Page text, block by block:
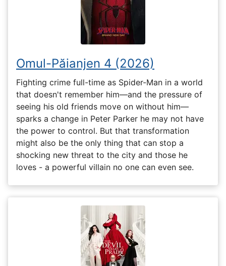
Omul-Păianjen 4 (2026)
Fighting crime full-time as Spider-Man in a world
that doesn't remember him—and the pressure of
seeing his old friends move on without him—
sparks a change in Peter Parker he may not have
the power to control. But that transformation
might also be the only thing that can stop a
shocking new threat to the city and those he
loves - a powerful villain no one can even see.